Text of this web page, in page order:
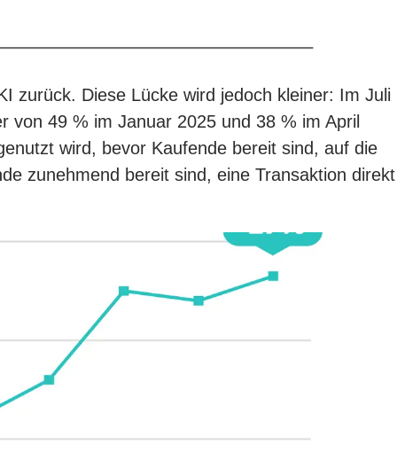
zurück. Diese Lücke wird jedoch kleiner: Im Juli
von 49 % im Januar 2025 und 38 % im April
wird, bevor Kaufende bereit sind, auf die
zunehmend bereit sind, eine Transaktion direkt